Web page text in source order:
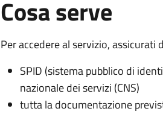
Cosa serve
Per accedere al servizio, assicurati
SPID (sistema pubblico di
nazionale dei servizi (CNS)
tutta la documentazione